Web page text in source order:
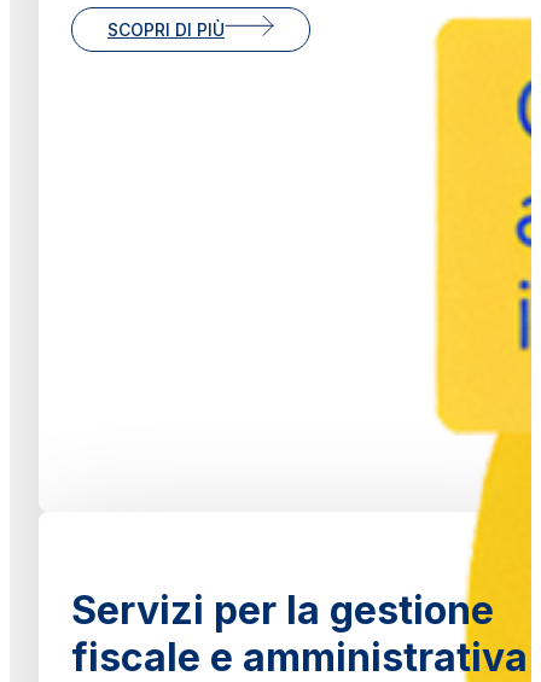
SCOPRI DI PIÙ
Servizi per la gestione
fiscale e amministrativa